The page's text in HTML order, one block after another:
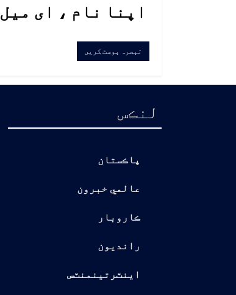
اپنا نام ، ای
لنڪس
پاڪستان
عالمي خبرون
ڪاروبار
رانديون
اينٽرتينمنٽس